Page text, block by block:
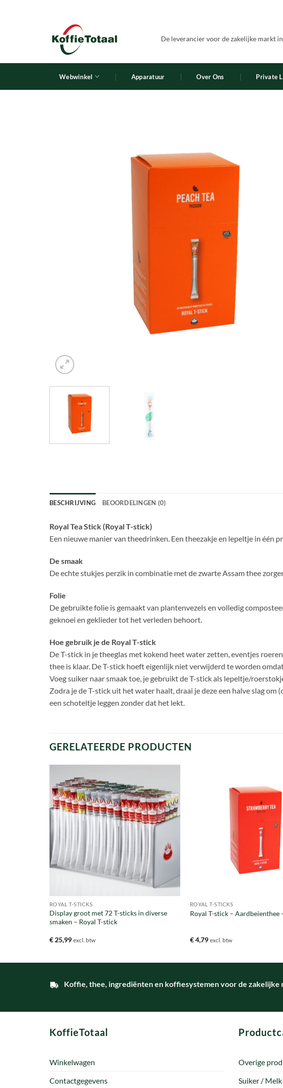
De leverancier voor de zakelijke markt
Webwinkel Apparatuur Over Ons Private
BESCHRIJVING BEOORDELINGEN (0)
Royal Tea Stick (Royal T-stick)
Een nieuwe manier van theedrinken. Een theezakje en lepeltje in één
De smaak
De echte stukjes perzik in combinatie met de zwarte Assam thee
Folie
De gebruikte folie is gemaakt van plantenvezels en volledig
geknoei en geklieder tot het verleden behoort.
Hoe gebruik je de Royal T-stick
De T-stick in je theeglas met kokend heet water zetten, eventjes
thee is klaar. De T-stick hoeft eigenlijk niet verwijderd te worden
Voeg suiker naar smaak toe, je gebruikt de T-stick als lepeltje/
Zodra je de T-stick uit het water haalt, draai je deze een halve slag
een schoteltje leggen zonder dat het lekt.
GERELATEERDE PRODUCTEN
ROYAL T-STICKS
Display groot met 72 T-sticks in diverse
smaken – Royal T-stick
€25,99 excl. btw
ROYAL T-STICKS
Royal T-stick – Aardbeienthee
€4,79 excl. btw
Koffie, thee, ingrediënten en koffiesystemen voor de zakelijke
KoffieTotaal
Winkelwagen
Contactgegevens
Overige
Suiker /